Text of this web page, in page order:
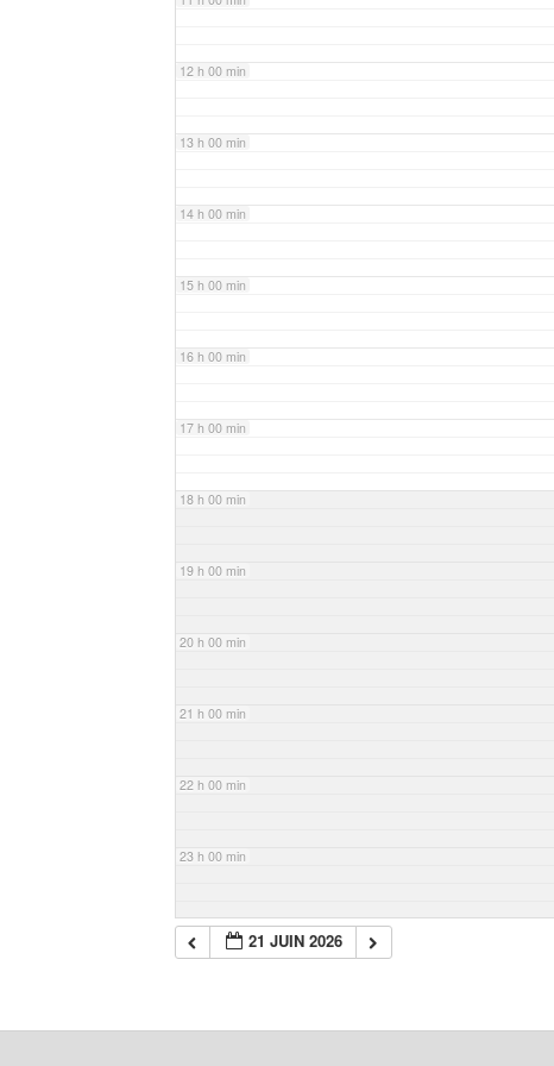
12 h 00 min
13 h 00 min
14 h 00 min
15 h 00 min
16 h 00 min
17 h 00 min
18 h 00 min
19 h 00 min
20 h 00 min
21 h 00 min
22 h 00 min
23 h 00 min
21 JUIN 2026